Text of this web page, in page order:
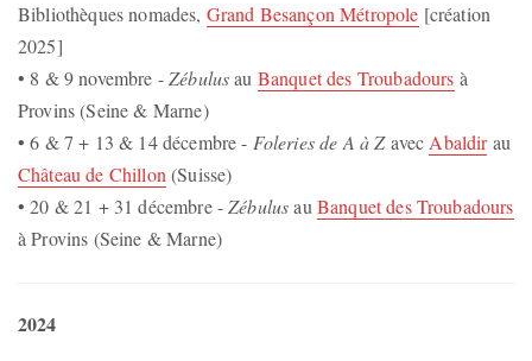
Bibliothèques nomades, Grand Besançon Métropole [création
2025]
• 8 & 9 novembre -Zébulusau Banquet des Troubadours à
Provins (Seine & Marne)
• 6 & 7 + 13 & 14 décembre - Foleries de A à Zavec Abaldirau
Château de Chillon (Suisse)
• 20 & 21 + 31 décembre -Zébulusau Banquet des Troubadours
à Provins (Seine & Marne)
2024